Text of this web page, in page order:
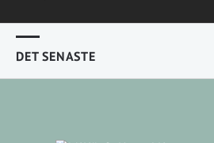
DET SENASTE